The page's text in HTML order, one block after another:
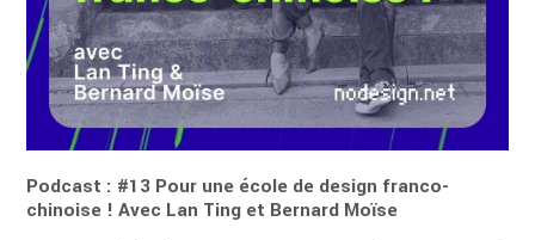
Podcast : #13 Pour une école de design franco-
chinoise ! Avec Lan Ting et Bernard Moïse